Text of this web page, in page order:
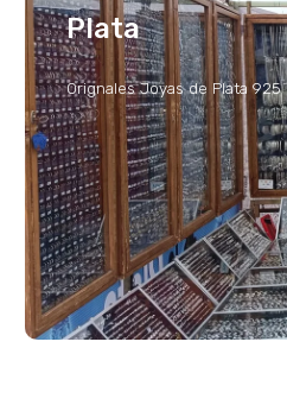
Plata
Orignales Joyas de Plata 925